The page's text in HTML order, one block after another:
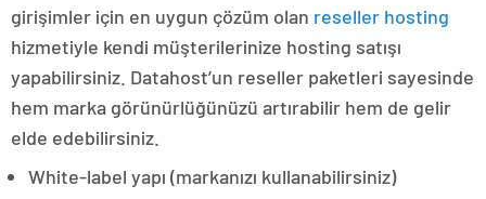
girişimler için en uygun çözüm olan reseller hosting
hizmetiyle kendi müşterilerinize hosting satışı
yapabilirsiniz. Datahost’un reseller paketleri sayesinde
hem marka görünürlüğünüzü artırabilir hem de gelir
elde edebilirsiniz.
White-label yapı (markanızı kullanabilirsiniz)